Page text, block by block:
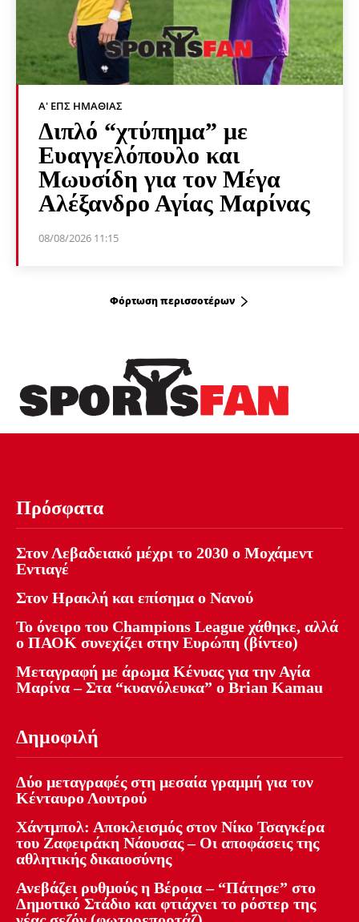
Α' ΕΠΣ ΗΜΑΘΊΑΣ
Διπλό “χτύπημα” με
Ευαγγελόπουλο και
Μωυσίδη για τον Μέγα
Αλέξανδρο Αγίας Μαρίνας
08/08/2026 11:15
Φόρτωση περισσοτέρων
Πρόσφατα
Στον Λεβαδειακό μέχρι το 2030 ο Μοχάμεντ
Εντιαγέ
Στον Ηρακλή και επίσημα ο Νανού
Το όνειρο του Champions League χάθηκε, αλλά
ο ΠΑΟΚ συνεχίζει στην Ευρώπη (βίντεο)
Μεταγραφή με άρωμα Κένυας για την Αγία
Μαρίνα – Στα “κυανόλευκα” ο Brian Kamau
Δημοφιλή
Δύο μεταγραφές στη μεσαία γραμμή για τον
Κένταυρο Λουτρού
Χάντμπολ: Αποκλεισμός στον Νίκο Τσαγκέρα
του Ζαφειράκη Νάουσας – Οι αποφάσεις της
αθλητικής δικαιοσύνης
Ανεβάζει ρυθμούς η Βέροια – “Πάτησε” στο
Δημοτικό Στάδιο και φτιάχνει το ρόστερ της